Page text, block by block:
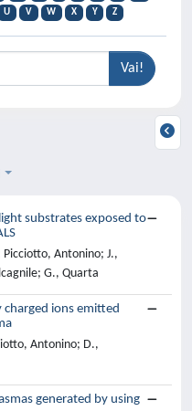
U V W X Y Z
substrates exposed to
Picciotto, Antonino; J.,
G., Quarta
ions emitted
Antonino; D.,
generated by using